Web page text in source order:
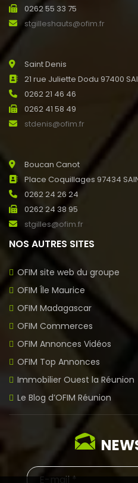
0262 55 33 75
stgilleshauts@ofim.fr
Saint Denis
21 rue Juliette Dodu 97400
0262 21 46 46
0262 41 58 49
stdenis@ofim.fr
Boucan Canot
Place Coquillages 97434
0262 24 26 24
0262 24 38 95
stgilles@ofim.fr
NOS AUTRES SITES
OFIM site web du groupe
OFIM Île Maurice
OFIM Madagascar
OFIM Commerces
OFIM Annonces Vidéos
OFIM Top Annonces
Immobilier Ouest la Réunion
Le Blog d’OFIM Réunion